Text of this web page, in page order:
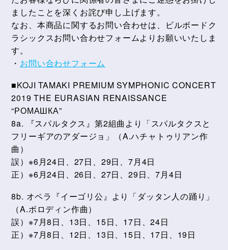
ましたことを深くお詫び申し上げます。
なお、本商品に関するお問い合わせは、ビルボードク
ラシックスお問い合わせフォームよりお願いいたしま
す。
・ お問い合わせフォーム
■KOJI TAMAKI PREMIUM SYMPHONIC CONCERT
2019 THE EURASIAN RENAISSANCE
“РОМАШКА”
8a. 『スパルタクス』第2組曲より「スパルタクスと
フリーギアのアダージョ」（A.ハチャトゥリアン作
曲）
誤）※6月24日、27日、29日、7月4日
正）※6月24日、26日、27日、29日、7月4日
8b. オペラ『イーゴリ公』より「ダッタン人の踊り」
（A.ボロディン作曲）
誤）※7月8日、13日、15日、17日、24日
正）※7月8日、12日、13日、15日、17日、19日